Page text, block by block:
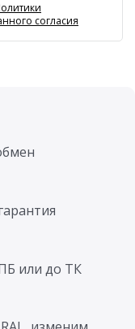
согласия
или до ТК